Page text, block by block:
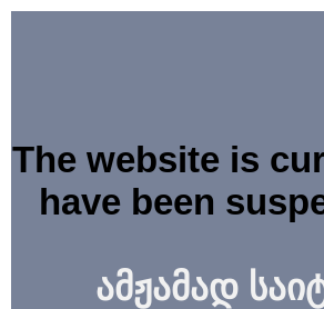
The website is
have been
ამჟამად